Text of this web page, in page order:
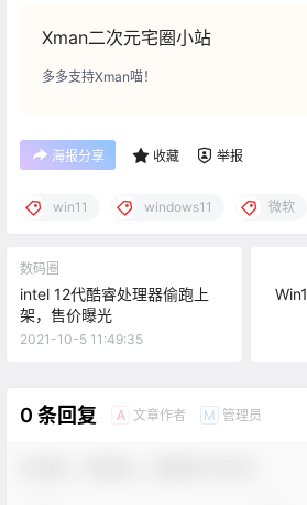
Xman二次元宅圈小站
多多支持Xman喵！
海报分享 收藏 举报
win11 windows11 微软
数码圈
intel 12代酷睿处理器偷跑上
架，售价曝光
2021-10-5 11:49:35
0 条回复 A 文章作者 M 管理员